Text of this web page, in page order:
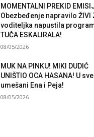
MOMENTALNI PREKID
Obezbeđenje napravilo ŽIVI
voditeljka napustila
TUČA ESKALIRALA!
08/05/2026
MUK NA PINKU! MIKI DUDIĆ
UNIŠTIO OCA HASANA! U sve
umešani Ena i Peja!
08/05/2026